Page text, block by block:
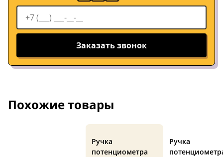
Заказать звонок
Похожие товары
Ручка
потенциометра
Ручка